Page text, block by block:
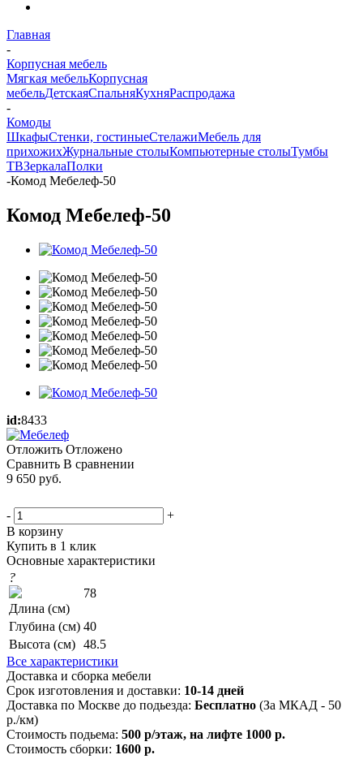
Главная
-
Корпусная мебель
Мягкая мебельКорпусная
мебельДетскаяСпальняКухняРаспродажа
-
Комоды
ШкафыСтенки, гостиныеСтелажиМебель для
прихожихЖурнальные столыКомпьютерные столыТумбы
ТВЗеркалаПолки
-Комод Мебелеф-50
Комод Мебелеф-50
id:8433
Отложить Отложено
Сравнить В сравнении
9 650 руб.
-
+
В корзину
Купить в 1 клик
Основные характеристики
?
Длина (см)
78
Глубина (см) 40
Высота (см) 48.5
Все характеристики
Доставка и сборка мебели
Срок изготовления и доставки: 10-14 дней
Доставка по Москве до подьезда: Бесплатно (За МКАД - 50
р./км)
Стоимость подьема: 500 р/этаж, на лифте 1000 р.
Стоимость сборки: 1600 р.